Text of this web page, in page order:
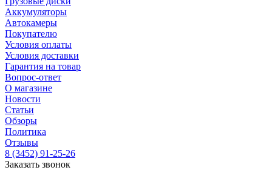
Аккумуляторы
Автокамеры
Покупателю
Условия оплаты
Условия доставки
Гарантия на товар
Вопрос-ответ
О магазине
Новости
Статьи
Обзоры
Политика
Отзывы
8 (3452) 91-25-26
Заказать звонок